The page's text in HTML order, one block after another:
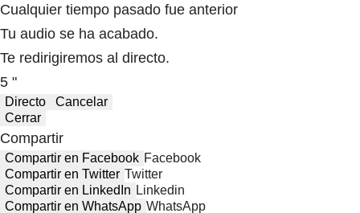
Cualquier tiempo pasado fue anterior
Tu audio se ha acabado.
Te redirigiremos al directo.
5 "
Directo
Cancelar
Cerrar
Compartir
Compartir en Facebook Facebook
Compartir en Twitter Twitter
Compartir en LinkedIn Linkedin
Compartir en WhatsApp WhatsApp